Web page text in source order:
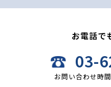
お電話で
03-
お問い合わせ時